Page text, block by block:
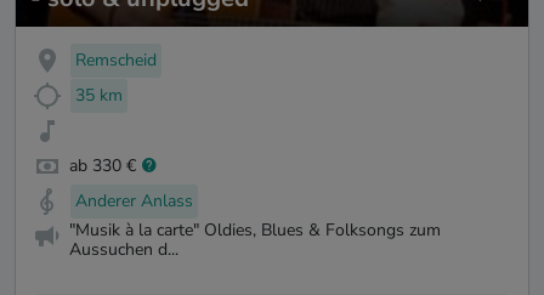
Remscheid
35 km
ab 330 €
Anderer Anlass
"Musik à la carte" Oldies, Blues & Folksongs zum
Aussuchen d...